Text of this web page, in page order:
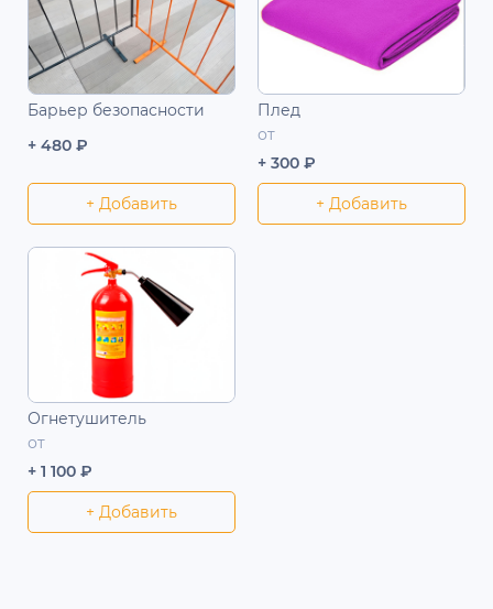
Барьер безопасности
+ 480 ₽
+ Добавить
Плед
от
+ 300 ₽
+ Добавить
Огнетушитель
от
+ 1 100 ₽
+ Добавить